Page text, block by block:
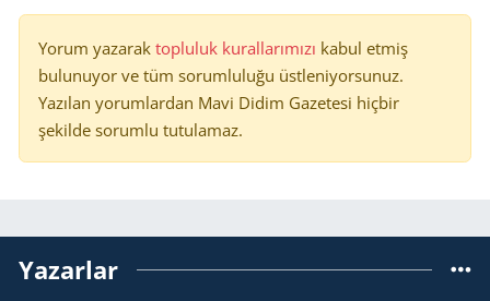
Yorum yazarak topluluk kurallarımızı kabul etmiş
bulunuyor ve tüm sorumluluğu üstleniyorsunuz.
Yazılan yorumlardan Mavi Didim Gazetesi hiçbir
şekilde sorumlu tutulamaz.
Yazarlar